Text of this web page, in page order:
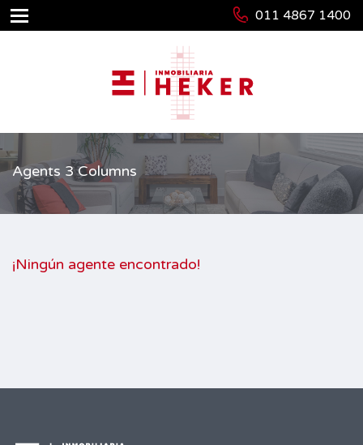
011 4867 1400
Agents 3 Columns
¡Ningún agente encontrado!